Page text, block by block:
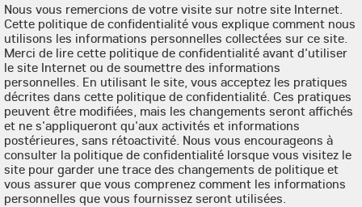
Nous vous remercions de votre visite sur notre site Internet.
Cette politique de confidentialité vous explique comment nous
utilisons les informations personnelles collectées sur ce site.
Merci de lire cette politique de confidentialité avant d'utiliser
le site Internet ou de soumettre des informations
personnelles. En utilisant le site, vous acceptez les pratiques
décrites dans cette politique de confidentialité. Ces pratiques
peuvent être modifiées, mais les changements seront affichés
et ne s'appliqueront qu'aux activités et informations
postérieures, sans rétoactivité. Nous vous encourageons à
consulter la politique de confidentialité lorsque vous visitez le
site pour garder une trace des changements de politique et
vous assurer que vous comprenez comment les informations
personnelles que vous fournissez seront utilisées.